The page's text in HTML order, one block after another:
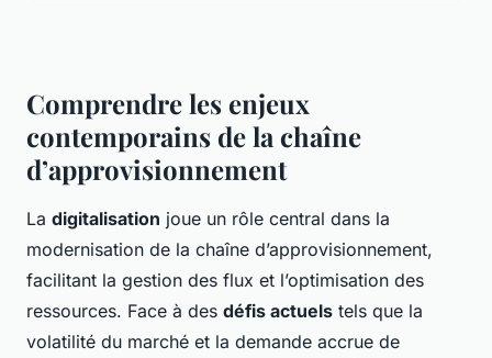
Comprendre les enjeux
contemporains de la chaîne
d’approvisionnement
La digitalisation joue un rôle central dans la
modernisation de la chaîne d’approvisionnement,
facilitant la gestion des flux et l’optimisation des
ressources. Face à des défis actuels tels que la
volatilité du marché et la demande accrue de